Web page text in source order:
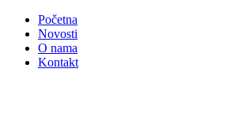
Početna
Novosti
O nama
Kontakt